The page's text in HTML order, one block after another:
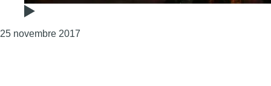
25 novembre 2017